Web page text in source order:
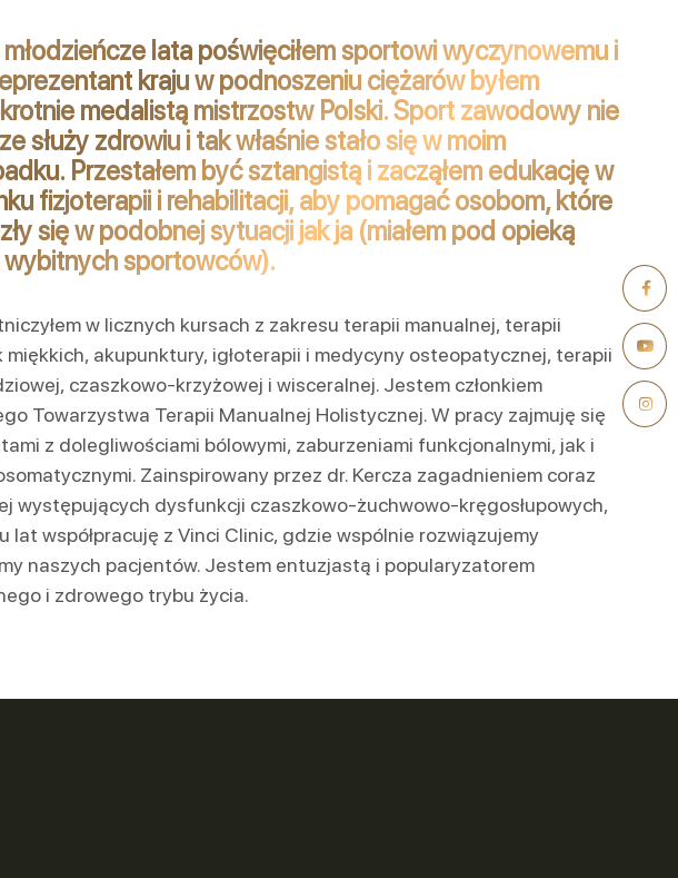
młodzieńcze lata poświęciłem sportowi wyczynowemu i
kraju w podnoszeniu ciężarów byłem
medalistą mistrzostw Polski. Sport zawodowy nie
służy zdrowiu i tak właśnie stało się w moim
Przestałem być sztangistą i zacząłem edukację w
fizjoterapii i rehabilitacji, aby pomagać osobom, które
się w podobnej sytuacji jak ja (miałem pod opieką
wybitnych sportowców).
w licznych kursach z zakresu terapii manualnej, terapii
miękkich, akupunktury, igłoterapii i medycyny osteopatycznej, terapii
czaszkowo-krzyżowej i wisceralnej. Jestem członkiem
Towarzystwa Terapii Manualnej Holistycznej. W pracy zajmuję się
z dolegliwościami bólowymi, zaburzeniami funkcjonalnymi, jak i
Zainspirowany przez dr. Kercza zagadnieniem coraz
występujących dysfunkcji czaszkowo-żuchwowo-kręgosłupowych,
lat współpracuję z Vinci Clinic, gdzie wspólnie rozwiązujemy
naszych pacjentów. Jestem entuzjastą i popularyzatorem
i zdrowego trybu życia.